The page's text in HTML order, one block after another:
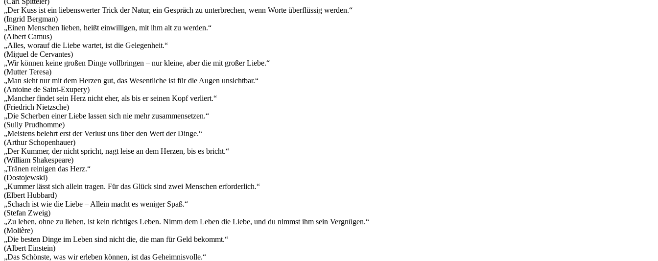
„Der Kuss ist ein liebenswerter Trick der Natur, ein Gespräch zu unterbrechen, wenn Worte überflüssig werden.“
(Ingrid Bergman)
„Einen Menschen lieben, heißt einwilligen, mit ihm alt zu werden.“
(Albert Camus)
„Alles, worauf die Liebe wartet, ist die Gelegenheit.“
(Miguel de Cervantes)
„Wir können keine großen Dinge vollbringen – nur kleine, aber die mit großer Liebe.“
(Mutter Teresa)
„Man sieht nur mit dem Herzen gut, das Wesentliche ist für die Augen unsichtbar.“
(Antoine de Saint-Exupery)
„Mancher findet sein Herz nicht eher, als bis er seinen Kopf verliert.“
(Friedrich Nietzsche)
„Die Scherben einer Liebe lassen sich nie mehr zusammensetzen.“
(Sully Prudhomme)
„Meistens belehrt erst der Verlust uns über den Wert der Dinge.“
(Arthur Schopenhauer)
„Der Kummer, der nicht spricht, nagt leise an dem Herzen, bis es bricht.“
(William Shakespeare)
„Tränen reinigen das Herz.“
(Dostojewski)
„Kummer lässt sich allein tragen. Für das Glück sind zwei Menschen erforderlich.“
(Elbert Hubbard)
„Schach ist wie die Liebe – Allein macht es weniger Spaß.“
(Stefan Zweig)
„Zu leben, ohne zu lieben, ist kein richtiges Leben. Nimm dem Leben die Liebe, und du nimmst ihm sein Vergnügen.“
(Molière)
„Die besten Dinge im Leben sind nicht die, die man für Geld bekommt.“
(Albert Einstein)
„Das Schönste, was wir erleben können, ist das Geheimnisvolle.“